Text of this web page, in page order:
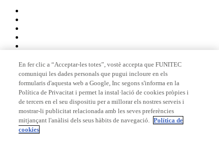
Membre de
Acreditacions
En fer clic a “Acceptar-les totes”, vostè accepta que FUNITEC
comuniqui les dades personals que pugui incloure en els
formularis d'aquesta web a Google, Inc segons s'informa en la
Política de Privacitat i permet la instal·lació de cookies pròpies i
de tercers en el seu dispositiu per a millorar els nostres serveis i
mostrar-li publicitat relacionada amb les seves preferències
mitjançant l'anàlisi dels seus hàbits de navegació. Política de
cookies